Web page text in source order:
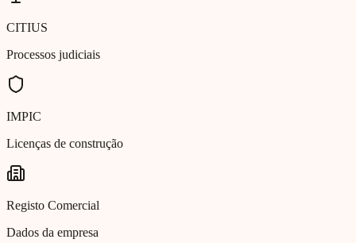
CITIUS
Processos judiciais
IMPIC
Licenças de construção
Registo Comercial
Dados da empresa